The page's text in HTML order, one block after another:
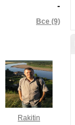
-
Все (9)
Rakitin